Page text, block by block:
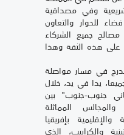
وفي مصداقية
للحوار والتعاون
مصالح جميع الشركاء
على هذه الثقة وهذا
في مسار مواصلة
يدا في يد، خلال
جنوب-جنوب" بين
المماثلة
والإقليمية بإفريقيا
والكراييب، الذي